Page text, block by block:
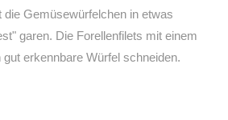
die Gemüsewürfelchen in etwas
garen. Die Forellenfilets mit einem
erkennbare Würfel schneiden.